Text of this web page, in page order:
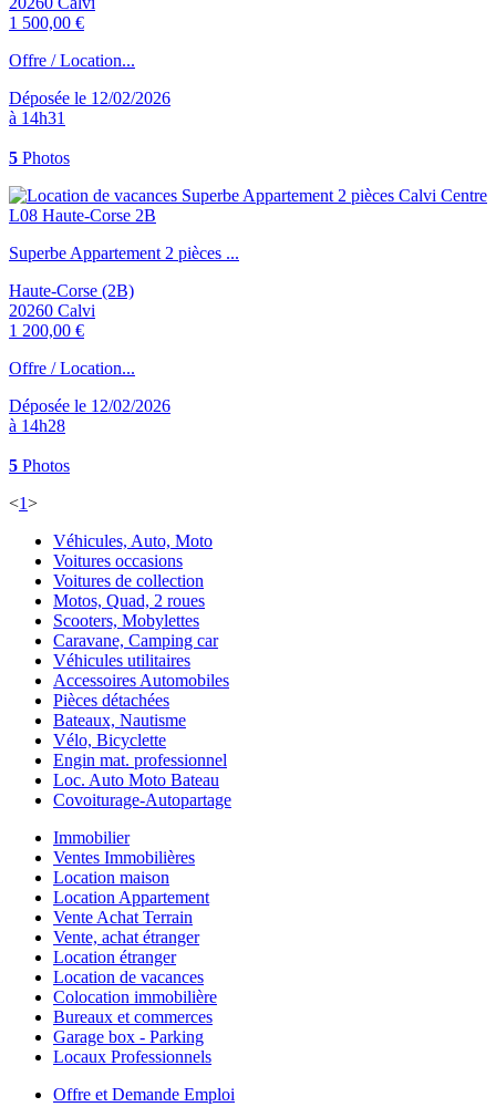
1 500,00 €
Offre / Location...
Déposée le 12/02/2026
à 14h31
5 Photos
Superbe Appartement 2 pièces ...
Haute-Corse (2B)
20260 Calvi
1 200,00 €
Offre / Location...
Déposée le 12/02/2026
à 14h28
5 Photos
<1>
Véhicules, Auto, Moto
Voitures occasions
Voitures de collection
Motos, Quad, 2 roues
Scooters, Mobylettes
Caravane, Camping car
Véhicules utilitaires
Accessoires Automobiles
Pièces détachées
Bateaux, Nautisme
Vélo, Bicyclette
Engin mat. professionnel
Loc. Auto Moto Bateau
Covoiturage-Autopartage
Immobilier
Ventes Immobilières
Location maison
Location Appartement
Vente Achat Terrain
Vente, achat étranger
Location étranger
Location de vacances
Colocation immobilière
Bureaux et commerces
Garage box - Parking
Locaux Professionnels
Offre et Demande Emploi